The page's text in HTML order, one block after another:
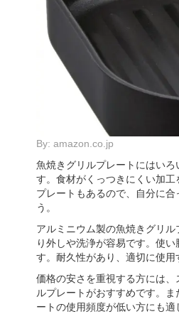
By: amazon.co.jp
魚焼きグリルプレートにはいろ
す。食材がくっつきにくい加
プレートもあるので、自分に合
う。
アルミニウム製の魚焼きグリル
り外しや洗浄が容易です。使
す。耐久性があり、適切に使用
価格の安さを重視する方には、
ルプレートがおすすめです。
ートの使用頻度が低い方にも適